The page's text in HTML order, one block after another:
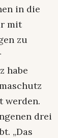
in die
mit
zu
habe
werden.
drei
„Das